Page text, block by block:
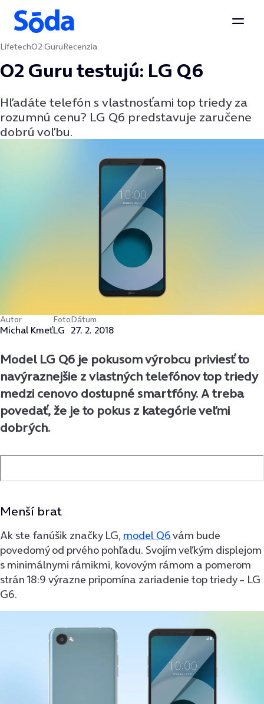
Preskočiť na obsah
LifetechO2 GuruRecenzia
O2 Guru testujú: LG Q6
Hľadáte telefón s vlastnosťami top triedy za
rozumnú cenu? LG Q6 predstavuje zaručene
dobrú voľbu.
Autor
Michal Kmeť
Foto
LG
Dátum
27. 2. 2018
Model LG Q6 je pokusom výrobcu priviesť to
navýraznejšie z vlastných telefónov top triedy
medzi cenovo dostupné smartfóny. A treba
povedať, že je to pokus z kategórie veľmi
dobrých.
Menší brat
Ak ste fanúšik značky LG, model Q6vám bude
povedomý od prvého pohľadu. Svojím veľkým displejom
s minimálnymi rámikmi, kovovým rámom a pomerom
strán 18:9 výrazne pripomína zariadenie top triedy – LG
G6.